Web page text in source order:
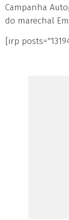
Campanha
do marechal
[irp